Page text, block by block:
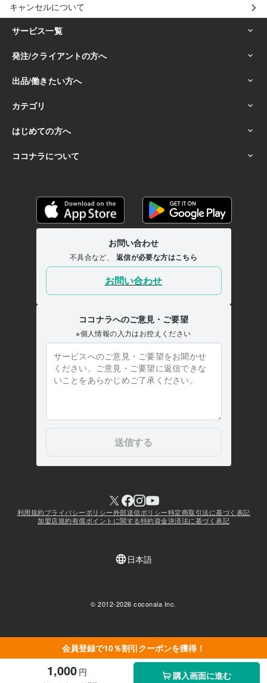
会員登録で10％割引クーポンを獲得！
1,000 円 購入画面に進む
キャンセルについて